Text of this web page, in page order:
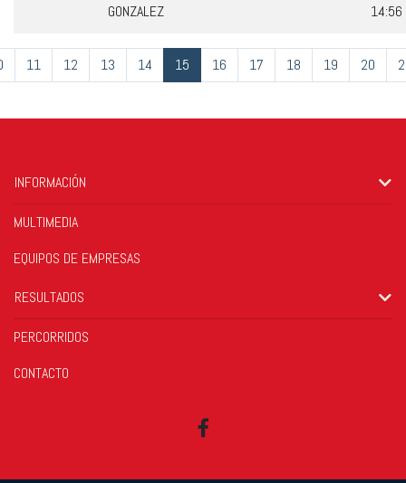
GONZALEZ
14:56
11 12 13 14 15 16 17 18 19 20
INFORMACIÓN
MULTIMEDIA
EQUIPOS DE EMPRESAS
RESULTADOS
PERCORRIDOS
CONTACTO
Facebook